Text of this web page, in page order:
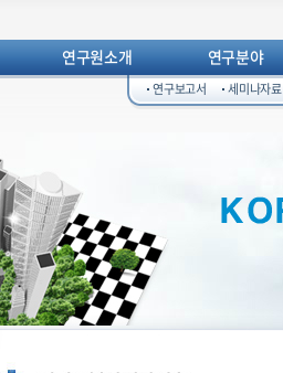
연구원소개 연구분야
연구보고서 세미나자료